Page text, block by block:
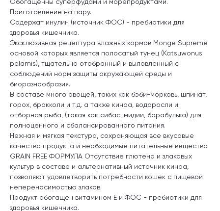
Приготовление на пару.
Содержат инулин (источник ФОС) - пребиотики для
здоровья кишечника.
Эксклюзивная рецептура влажных кормов Monge Supreme
основой которых является полосатый тунец (Katsuwonus
pelamis), тщательно отобранный и выловленный с
соблюдений норм защиты окружающей среды и
биоразнообразия.
В составе много овощей, таких как бэби-морковь, шпинат,
горох, брокколи и т.д. а также киноа, водоросли и
отборная рыба, (такая как сибас, мидии, барабулька) для
полноценного и сбалансированного питания.
Нежная и мягкая текстура, сохраняющая все вкусовые
качества продукта и необходимые питательные вещества
GRAIN FREE ФОРМУЛА Отсутствие глютена и злаковых
культур в составе и альтернативный источник киноа,
позволяют удовлетворить потребности кошек с пищевой
непереносимостью злаков.
Продукт обогащен витамином Е и ФОС - пребиотики для
здоровья кишечника.